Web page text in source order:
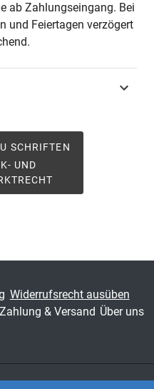
2025
zum Bank- und
851X
ab Zahlungseingang. Bei
und Feiertagen verzögert
SCHRIFTEN
UND
Widerrufsrecht ausüben
Zahlung & Versand Über uns